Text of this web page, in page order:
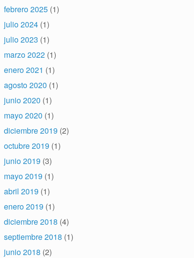
febrero 2025 (1)
julio 2024 (1)
julio 2023 (1)
marzo 2022 (1)
enero 2021 (1)
agosto 2020 (1)
junio 2020 (1)
mayo 2020 (1)
diciembre 2019 (2)
octubre 2019 (1)
junio 2019 (3)
mayo 2019 (1)
abril 2019 (1)
enero 2019 (1)
diciembre 2018 (4)
septiembre 2018 (1)
junio 2018 (2)